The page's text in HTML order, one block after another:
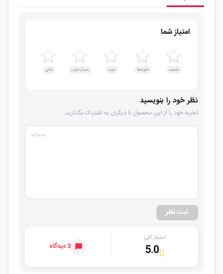
امتیاز شما
ضعیف متوسط خوب بسیار خوب عالی
نظر خود را بنویسید
تجربه خود را از این محصول با دیگران به اشتراک بگذارید.
۰/۱۰۰۰
ثبت نظر
امتیاز کلی
5.0 3 دیدگاه